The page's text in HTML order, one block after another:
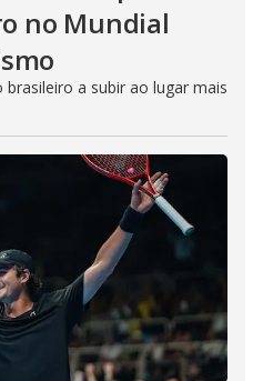
no Mundial
a subir ao lugar mais